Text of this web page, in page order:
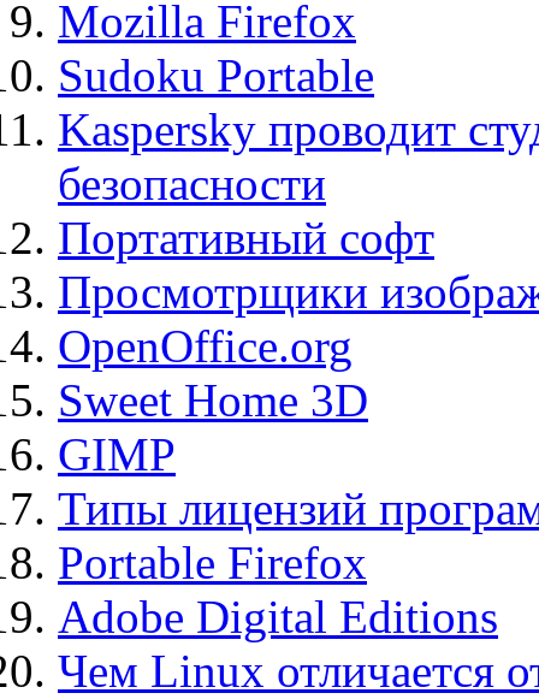
Mozilla Firefox
Sudoku Portable
Kaspersky проводит
безопасности
Портативный софт
Просмотрщики
OpenOffice.org
Sweet Home 3D
GIMP
Типы лицензий
Portable Firefox
Adobe Digital Editions
Чем Linux отличается